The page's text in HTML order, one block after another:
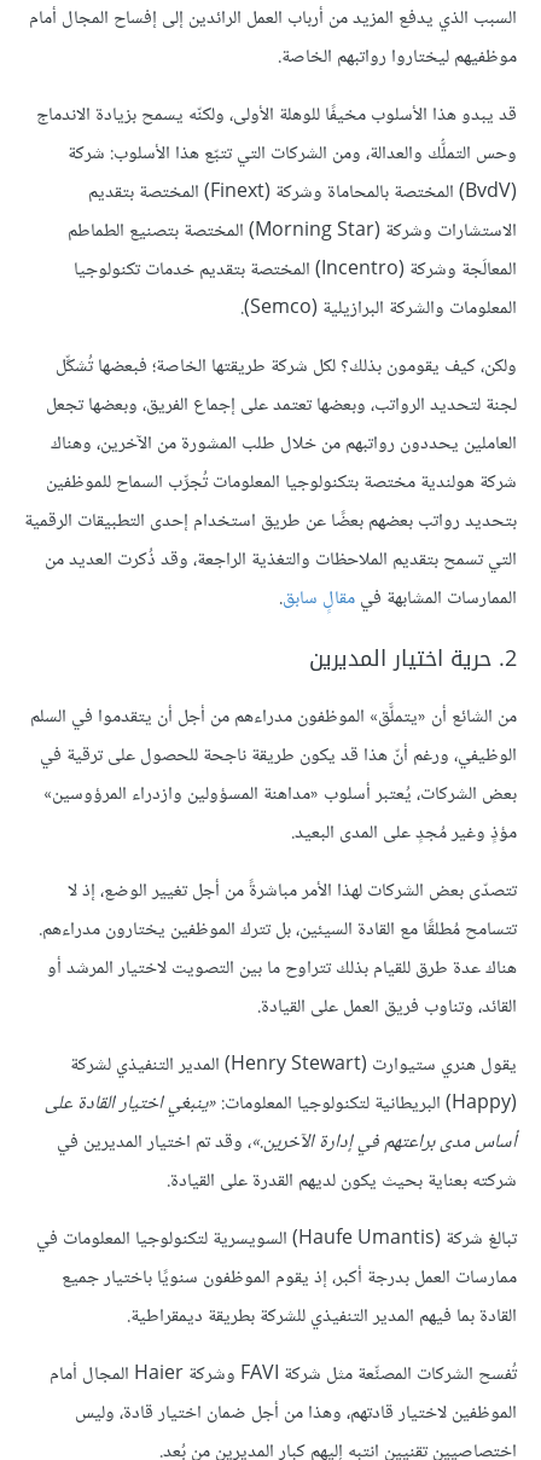
السبب الذي يدفع المزيد من أرباب العمل الرائدين إلى إفساح المجال أمام
موظفيهم ليختاروا رواتبهم الخاصة.
قد يبدو هذا الأسلوب مخيفًا للوهلة الأولى، ولكنّه يسمح بزيادة الاندماج
وحس التملُّك والعدالة، ومن الشركات التي تتبّع هذا الأسلوب: شركة
(BvdV) المختصة بالمحاماة وشركة (Finext) المختصة بتقديم
الاستشارات وشركة (Morning Star) المختصة بتصنيع الطماطم
المعالَجة وشركة (Incentro) المختصة بتقديم خدمات تكنولوجيا
المعلومات والشركة البرازيلية (Semco).
ولكن، كيف يقومون بذلك؟ لكل شركة طريقتها الخاصة؛ فبعضها تُشكِّل
لجنة لتحديد الرواتب، وبعضها تعتمد على إجماع الفريق، وبعضها تجعل
العاملين يحددون رواتبهم من خلال طلب المشورة من الآخرين، وهناك
شركة هولندية مختصة بتكنولوجيا المعلومات تُجرِّب السماح للموظفين
بتحديد رواتب بعضهم بعضًا عن طريق استخدام إحدى التطبيقات الرقمية
التي تسمح بتقديم الملاحظات والتغذية الراجعة، وقد ذُكرت العديد من
الممارسات المشابهة فيمقالٍ سابق.
2. حرية اختيار المديرين
من الشائع أن «يتملَّق» الموظفون مدراءهم من أجل أن يتقدموا في السلم
الوظيفي، ورغم أنّ هذا قد يكون طريقة ناجحة للحصول على ترقية في
بعض الشركات، يُعتبر أسلوب «مداهنة المسؤولين وازدراء المرؤوسين»
مؤذٍ وغير مُجدٍ على المدى البعيد.
تتصدّى بعض الشركات لهذا الأمر مباشرةً من أجل تغيير الوضع، إذ لا
تتسامح مُطلقًا مع القادة السيئين، بل تترك الموظفين يختارون مدراءهم.
هناك عدة طرق للقيام بذلك تتراوح ما بين التصويت لاختيار المرشد أو
القائد، وتناوب فريق العمل على القيادة.
يقول هنري ستيوارت (Henry Stewart) المدير التنفيذي لشركة
(Happy) البريطانية لتكنولوجيا المعلومات:
«ينبغي اختيار القادة على
أساس مدى براعتهم في إدارة الآخرين.»، وقد تم اختيار المديرين في
شركته بعناية بحيث يكون لديهم القدرة على القيادة.
تبالغ شركة (Haufe Umantis) السويسرية لتكنولوجيا المعلومات في
ممارسات العمل بدرجة أكبر، إذ يقوم الموظفون سنويًا باختيار جميع
القادة بما فيهم المدير التنفيذي للشركة بطريقة ديمقراطية.
تُفسح الشركات المصنِّعة مثل شركة FAVI وشركة Haier المجال أمام
الموظفين لاختيار قادتهم، وهذا من أجل ضمان اختيار قادة، وليس
اختصاصيين تقنيين انتبه إليهم كبار المديرين من بُعد.